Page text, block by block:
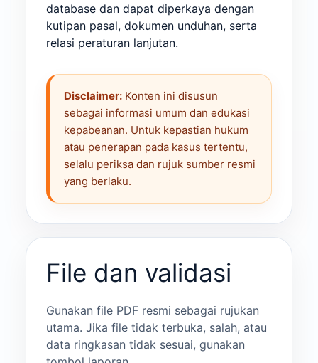
database dan dapat diperkaya dengan
kutipan pasal, dokumen unduhan, serta
relasi peraturan lanjutan.
Disclaimer: Konten ini disusun
sebagai informasi umum dan edukasi
kepabeanan. Untuk kepastian hukum
atau penerapan pada kasus tertentu,
selalu periksa dan rujuk sumber resmi
yang berlaku.
File dan validasi
Gunakan file PDF resmi sebagai rujukan
utama. Jika file tidak terbuka, salah, atau
data ringkasan tidak sesuai, gunakan